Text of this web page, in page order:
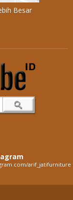
Besar
arif_jatifurniture